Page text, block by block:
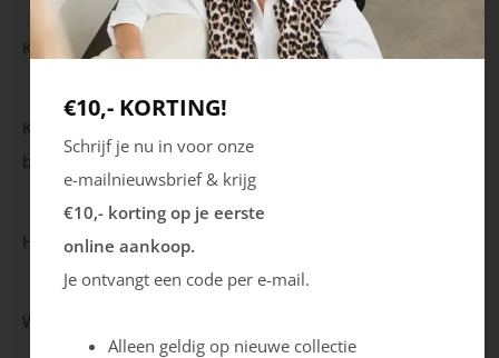
Kan ik mijn waardecheque inwisselen tegen contanten?
Kan ik mijn gespaarde bedrag in meerdere keren
besteden.
Hoeveel punten spaar ik?
Wanneer kan ik mijn punten inzetten/uitbetalen?
€10,- KORTING!
Schrijf je nu in voor onze
e-mailnieuwsbrief & krijg
€10,- korting op je eerste
online aankoop.
Je ontvangt een code per e-mail.
Alleen geldig op nieuwe collectie